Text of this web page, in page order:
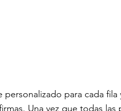
para cada fila
Una vez que todas las